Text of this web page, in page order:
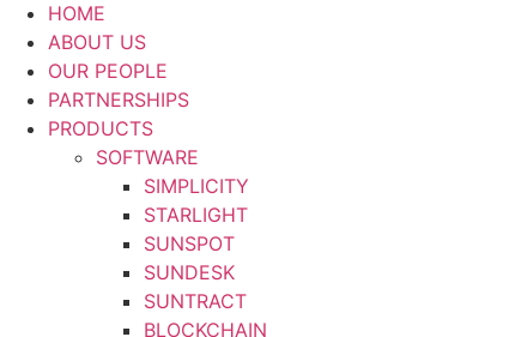
HOME
ABOUT US
OUR PEOPLE
PARTNERSHIPS
PRODUCTS
SOFTWARE
SIMPLICITY
STARLIGHT
SUNSPOT
SUNDESK
SUNTRACT
BLOCKCHAIN